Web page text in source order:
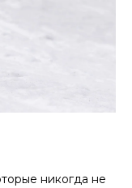
никогда не